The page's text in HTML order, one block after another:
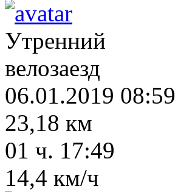
Утренний
велозаезд
06.01.2019 08:59
23,18 км
01 ч. 17:49
14,4 км/ч